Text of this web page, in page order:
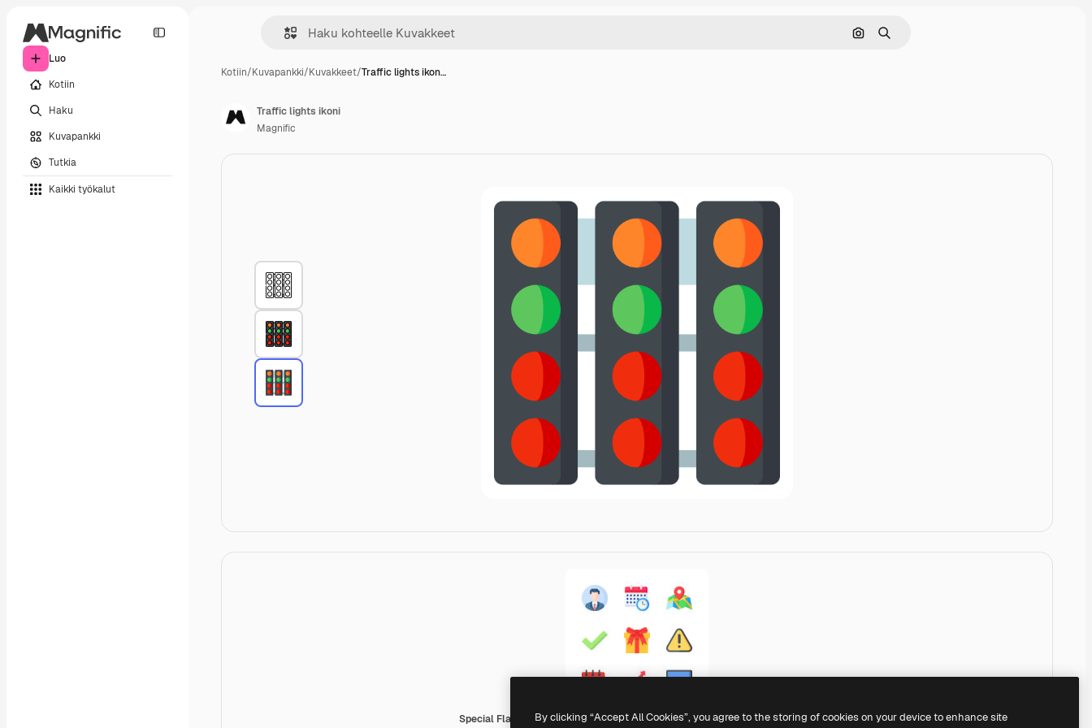
Luo
Kotiin
Haku
Kuvapankki
Tutkia
Kaikki työkalut
Hae kuvan perusteella
Haku
Kotiin/Kuvapankki/Kuvakkeet/Traffic lights ikon…
Special Flat
Traffic lights ikoni
Magnific
By clicking “Accept All Cookies”, you agree to the storing of cookies on your device to enhance site